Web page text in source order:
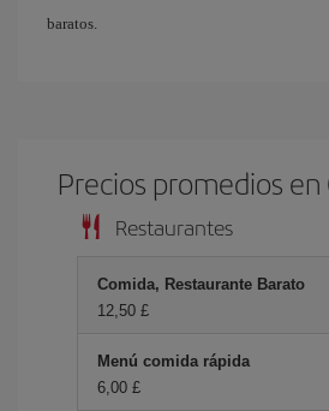
baratos.
Precios promedios
Restaurantes
Comida, Restaurante Barato
12,50 £
Menú comida rápida
6,00 £